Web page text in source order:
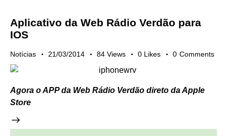
Aplicativo da Web Rádio Verdão para
IOS
Notícias 21/03/2014 84 Views 0 Likes 0 Comments
Agora o APP da Web Rádio Verdão direto da Apple
Store